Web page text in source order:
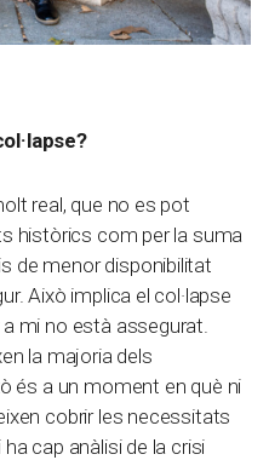
real, que no es pot
històrics com per la suma
de menor disponibilitat
Això implica el col·lapse
mi no està assegurat.
la majoria dels
és a un moment en què ni
cobrir les necessitats
cap anàlisi de la crisi